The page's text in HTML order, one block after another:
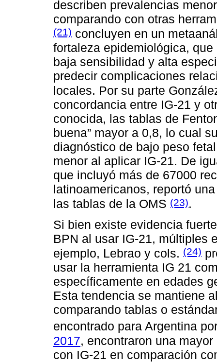
describen prevalencias
comparando con otras
(21) concluyen en un
fortaleza epidemiológica,
baja sensibilidad y alta
predecir complicaciones
locales. Por su parte
concordancia entre IG-21 y
conocida, las tablas de
buena” mayor a 0,8, lo cual
diagnóstico de bajo peso
menor al aplicar IG-21. De
que incluyó más de 67000
latinoamericanos, reportó
las tablas de la OMS (23).
Si bien existe evidencia
BPN al usar IG-21, múltiples
ejemplo, Lebrao y cols. (24)
usar la herramienta IG 21
específicamente en edades
Esta tendencia se mantiene
comparando tablas o
encontrado para Argentina
2017, encontraron una
con IG-21 en comparación